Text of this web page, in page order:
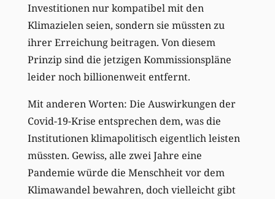
Investitionen nur kompatibel mit den
Klimazielen seien, sondern sie müssten zu
ihrer Erreichung beitragen. Von diesem
Prinzip sind die jetzigen Kommissionspläne
leider noch billionenweit entfernt.
Mit anderen Worten: Die Auswirkungen der
Covid-19-Krise entsprechen dem, was die
Institutionen klimapolitisch eigentlich leisten
müssten. Gewiss, alle zwei Jahre eine
Pandemie würde die Menschheit vor dem
Klimawandel bewahren, doch vielleicht gibt